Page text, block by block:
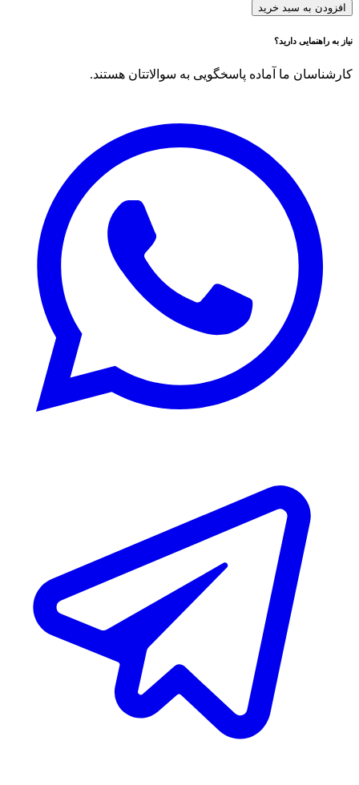
افزودن به سبد خرید
نیاز به راهنمایی دارید؟
کارشناسان ما آماده پاسخگویی به سوالاتتان هستند.